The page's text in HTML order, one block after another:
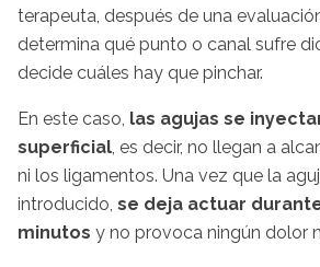
terapeuta, después de una
determina qué punto o canal sufre
decide cuáles hay que pinchar.
En este caso, las agujas se
superficial, es decir, no llegan a
ni los ligamentos. Una vez que la
introducido, se deja actuar
minutos y no provoca ningún dolor